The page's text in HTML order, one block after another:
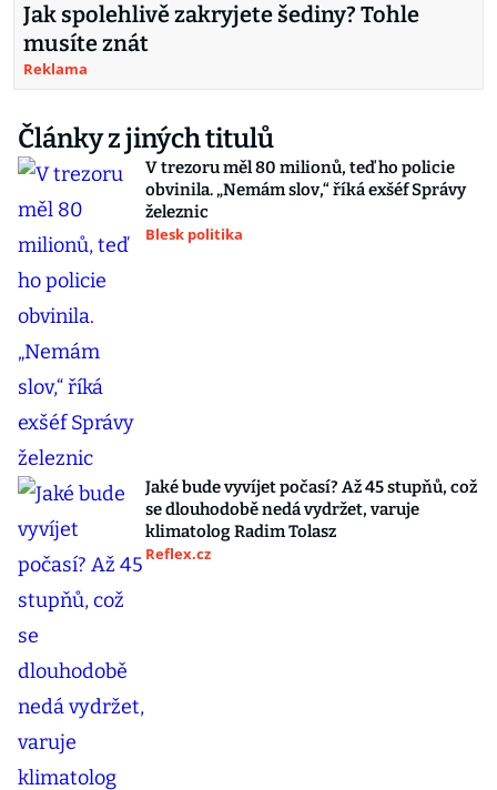
Jak spolehlivě zakryjete šediny? Tohle
musíte znát
Reklama
Články z jiných titulů
V trezoru měl 80 milionů, teď ho policie
obvinila. „Nemám slov,“ říká exšéf Správy
železnic
Blesk politika
Jaké bude vyvíjet počasí? Až 45 stupňů, což
se dlouhodobě nedá vydržet, varuje
klimatolog Radim Tolasz
Reflex.cz